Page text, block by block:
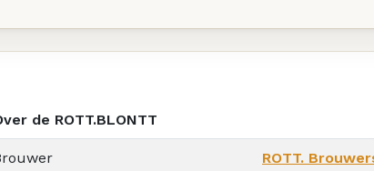
de ROTT.BLONTT
ROTT.